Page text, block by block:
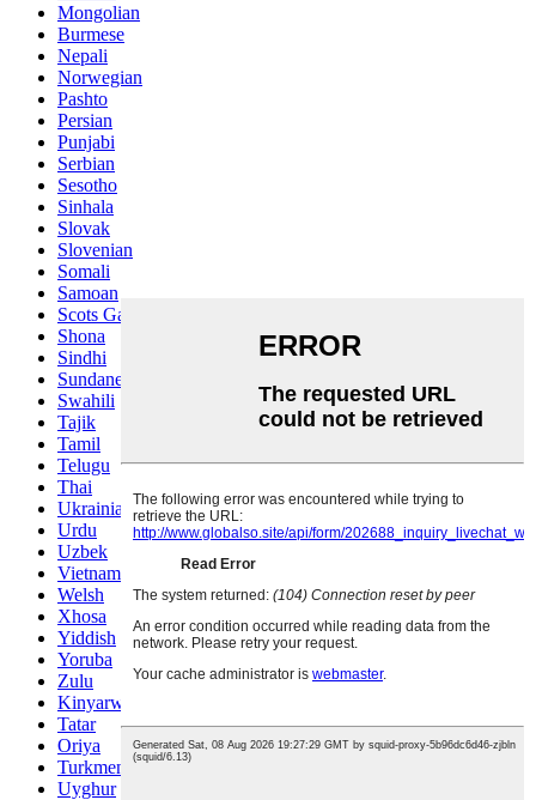
Mongolian
Burmese
Nepali
Norwegian
Pashto
Persian
Punjabi
Serbian
Sesotho
Sinhala
Slovak
Slovenian
Somali
Samoan
Scots Gaelic
Shona
Sindhi
Sundanese
Swahili
Tajik
Tamil
Telugu
Thai
Ukrainian
Urdu
Uzbek
Vietnamese
Welsh
Xhosa
Yiddish
Yoruba
Zulu
Kinyarwanda
Tatar
Oriya
Turkmen
Uyghur